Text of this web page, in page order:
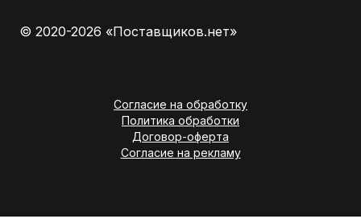
© 2020-2026 «Поставщиков.нет»
Согласие на обработку
Политика обработки
Договор-оферта
Согласие на рекламу